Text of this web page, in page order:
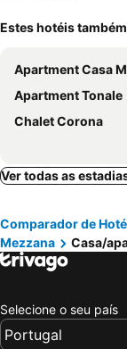
Estes hotéis
Apartment Casa
Apartment Tonale
Chalet Corona
Ver todas as
Comparador de
Mezzana
Casa/
Selecione o seu país